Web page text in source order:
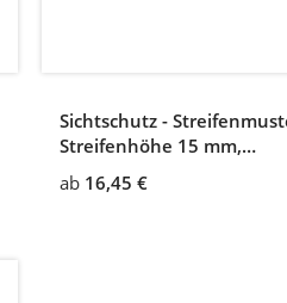
Sichtschutz -
Streifenhöhe 15 mm,
Zwischenabstand 10 mm
ab 16,45 €